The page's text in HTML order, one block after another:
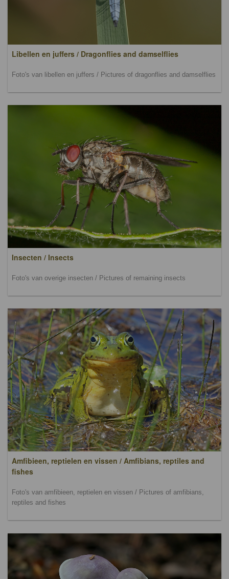
Libellen en juffers / Dragonflies and damselflies
Foto's van libellen en juffers / Pictures of dragonflies and damselflies
Insecten / Insects
Foto's van overige insecten / Pictures of remaining insects
Amfibieen, reptielen en vissen / Amfibians, reptiles and
fishes
Foto's van amfibieen, reptielen en vissen / Pictures of amfibians,
reptiles and fishes